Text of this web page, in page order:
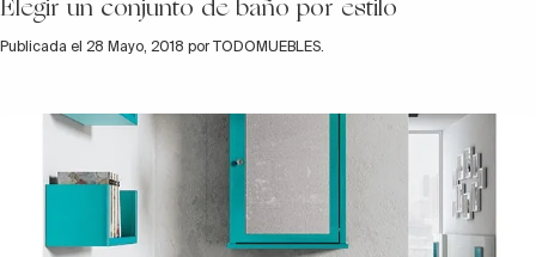
Elegir un conjunto de baño por estilo
Publicada el 28 Mayo, 2018 por TODOMUEBLES.